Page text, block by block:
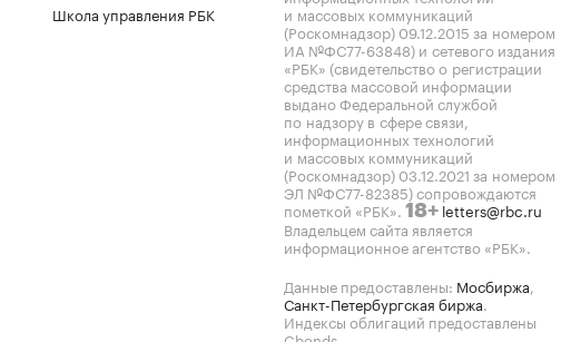
Школа управления РБК
и массовых коммуникаций
(Роскомнадзор) 09.12.2015 за номером
ИА №ФС77-63848) и сетевого издания
«РБК» (свидетельство о регистрации
средства массовой информации
выдано Федеральной службой
по надзору в сфере связи,
информационных технологий
и массовых коммуникаций
(Роскомнадзор) 03.12.2021 за номером
ЭЛ №ФС77-82385) сопровождаются
пометкой «РБК». 18+ letters@rbc.ru
Владельцем сайта является
информационное агентство «РБК».
Данные предоставлены: Мосбиржа,
Санкт-Петербургская биржа.
Индексы облигаций предоставлены